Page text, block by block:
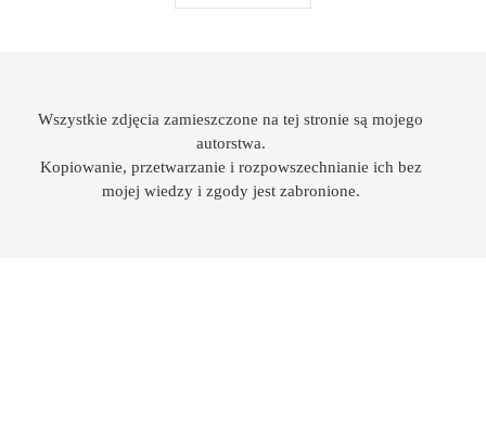
Wszystkie zdjęcia zamieszczone na tej stronie są mojego
autorstwa.
Kopiowanie, przetwarzanie i rozpowszechnianie ich bez
mojej wiedzy i zgody jest zabronione.